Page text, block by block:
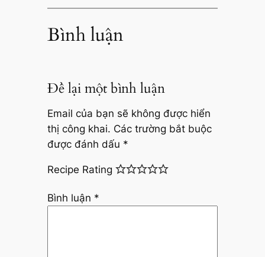
Bình luận
Để lại một bình luận
Email của bạn sẽ không được hiển
thị công khai. Các trường bắt buộc
được đánh dấu *
Recipe Rating
Bình luận *